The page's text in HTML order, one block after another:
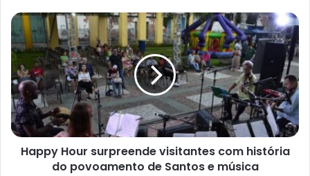
Happy
Hour
surpreende
visitantes
com
história
do
povoamento
de
Santos
Happy Hour surpreende visitantes com história
do povoamento de Santos e música